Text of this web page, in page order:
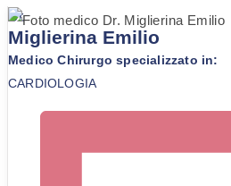
Dr.
Miglierina Emilio
Medico Chirurgo specializzato in:
CARDIOLOGIA